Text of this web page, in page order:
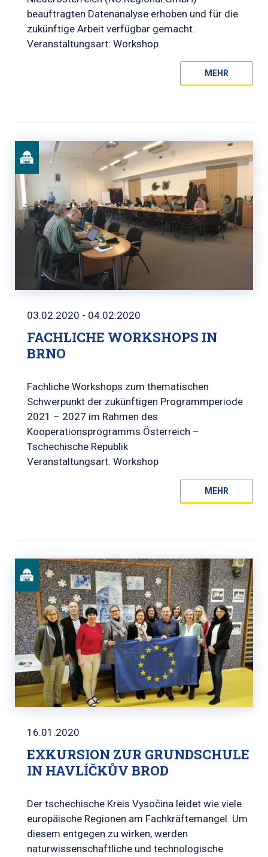
beauftragten Datenanalyse erhoben und für die
zukünftige Arbeit verfügbar gemacht.
Veranstaltungsart: Workshop
MEHR
03.02.2020 - 04.02.2020
FACHLICHE WORKSHOPS IN
BRNO
Fachliche Workshops zum thematischen
Schwerpunkt der zukünftigen Programmperiode
2021 – 2027 im Rahmen des
Kooperationsprogramms Österreich –
Tschechische Republik
Veranstaltungsart: Workshop
MEHR
16.01.2020
EXKURSION ZUR GRUNDSCHULE
IN HAVLÍČKŮV BROD
Der tschechische Kreis Vysočina leidet wie viele
europäische Regionen am Fachkräftemangel. Um
diesem entgegen zu wirken, werden
naturwissenschaftliche und technologische